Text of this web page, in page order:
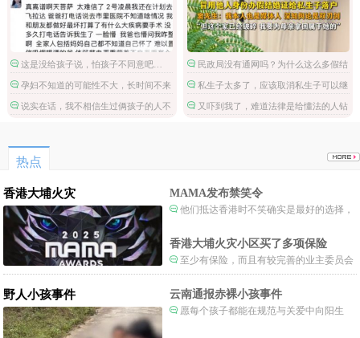
这是没给孩子说，怕孩子不同意吧…
孕妇不知道的可能性不大，长时间不来
月经不检查吗？
说实在话，我不相信生过俩孩子的人不
民政局没有通网吗？为什么这么多假结
婚证？
私生子太多了，应该取消私生子可以继
承财产的政策。
又吓到我了，难道法律是给懂法的人钻
热点
香港大埔火灾 MAMA发布禁笑令
他们抵达香港时不笑确实是最好的选择，
一种保护吧。
香港大埔火灾小区买了多项保险
至少有保险，而且有较完善的业主委员会
制度。
野人小孩事件 云南通报赤裸小孩事件
愿每个孩子都能在规范与关爱中向阳生